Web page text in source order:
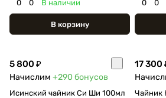
0
0 В наличии
В корзину
0
0
5 800 ₽
Начислим +290 бонусов
Исинский чайник Си Ши 100мл
17 300
Чайник